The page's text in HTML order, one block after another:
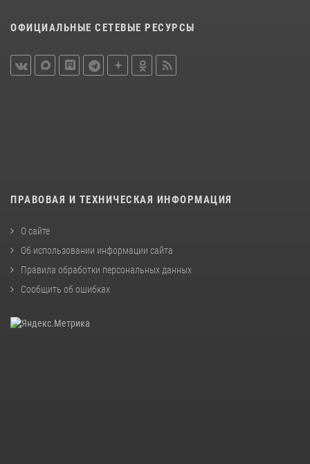
ОФИЦИАЛЬНЫЕ СЕТЕВЫЕ РЕСУРСЫ
ПРАВОВАЯ И ТЕХНИЧЕСКАЯ ИНФОРМАЦИЯ
О сайте
Об использовании информации сайта
Правила обработки персональных данных
Сообщить об ошибках